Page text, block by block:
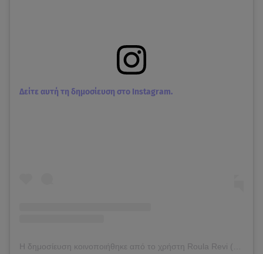
Δείτε αυτή τη δημοσίευση στο Instagram.
Η δημοσίευση κοινοποιήθηκε από το χρήστη Roula Revi (@roula.revi)